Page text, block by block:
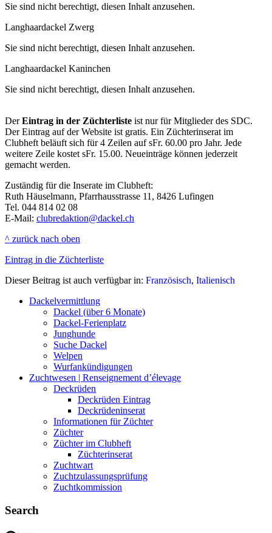
Sie sind nicht berechtigt, diesen Inhalt anzusehen.
Langhaardackel Zwerg
Sie sind nicht berechtigt, diesen Inhalt anzusehen.
Langhaardackel Kaninchen
Sie sind nicht berechtigt, diesen Inhalt anzusehen.
DerEintrag in der Züchterliste ist nur für Mitglieder des SDC.
Der Eintrag auf der Website ist gratis. Ein Züchterinserat im
Clubheft beläuft sich für 4 Zeilen auf sFr. 60.00 pro Jahr. Jede
weitere Zeile kostet sFr. 15.00. Neueinträge können jederzeit
gemacht werden.
Zuständig für die Inserate im Clubheft:
Ruth Häuselmann, Pfarrhausstrasse 11, 8426 Lufingen
Tel. 044 814 02 08
E-Mail: clubredaktion@dackel.ch
^ zurück nach oben
Eintrag in die Züchterliste
Dieser Beitrag ist auch verfügbar in: Französisch Italienisch
Dackelvermittlung
Dackel (über 6 Monate)
Dackel-Ferienplatz
Junghunde
Suche Dackel
Welpen
Wurfankündigungen
Zuchtwesen | Renseignement d’élevage
Deckrüden
Deckrüden Eintrag
Deckrüdeninserat
Informationen für Züchter
Züchter
Züchter im Clubheft
Züchterinserat
Zuchtwart
Zuchtzulassungsprüfung
Zuchtkommission
Search